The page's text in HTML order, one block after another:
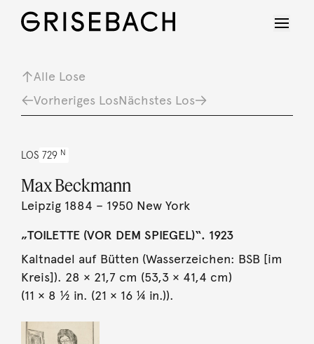
Alle Lose
Vorheriges LosNächstes Los
LOS 729 N
Max Beckmann
Leipzig 1884 – 1950 New York
„TOILETTE (VOR DEM SPIEGEL)“. 1923
Kaltnadel auf Bütten (Wasserzeichen: BSB [im
Kreis]). 28 × 21,7 cm (53,3 × 41,4 cm)
(11 × 8 ½ in. (21 × 16 ¼ in.)).